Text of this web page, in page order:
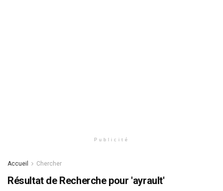
Publicité
Accueil Chercher
Résultat de Recherche pour 'ayrault'